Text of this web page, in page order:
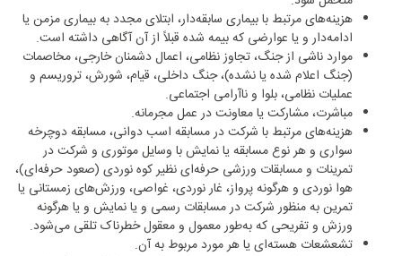
هزینه‌های مرتبط با بیماری سابقه‌دار، ابتلای مجدد به بیماری مزمن یا
ادامه‌دار و یا عوارضی که بیمه شده قبلاً از آن آگاهی داشته است.
موارد ناشی از جنگ، تجاوز نظامی، اعمال دشمنان خارجی، مخاصمات
(جنگ اعلام شده یا نشده)، جنگ داخلی، قیام، شورش، تروریسم و
عملیات نظامی، بلوا و ناآرامی اجتماعی.
مباشرت، مشارکت یا معاونت در عمل مجرمانه.
هزینه‌های مرتبط با شرکت در مسابقه اسب‌ دوانی، مسابقه دوچرخه
‌سواری و هر نوع مسابقه یا نمایش با وسایل موتوری و شرکت در
تمرینات و مسابقات ورزشی حرفه‌ای نظیر کوه‌ نوردی (صعود حرفه‌ای)،
هوا نوردی و هرگونه پرواز، غار نوردی، غواصی، ورزش‌‌های زمستانی یا
تمرین به منظور شرکت در مسابقات رسمی و یا نمایش و یا هرگونه
ورزش و تفریحی که به‌طور معمول و معقول خطرناک تلقی می‌شود.
تشعشعات هسته‌‌ای یا هر مورد مربوط به آن.